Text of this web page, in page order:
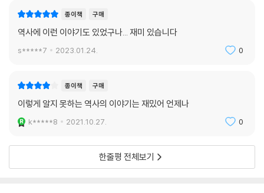
며 이렇게 말한 바 있었다. “사람이라면 누구라고 정욕이 없겠는가? 내 딸
이 남자에게 홀리는 바가 특히 심할 뿐이다.” 누구에게나 있는 정욕, 하지
만 조선 시대 여성이라면 참아야 하는 그 정욕을 넘어섰다는 이유로 어우
신라 사회에 들어온 특이한 존재, 처용의 일은 역사적 사건이었을 가능성
이 높다. 그가 행복하게 살아가도록 하는 것이 왕실의 바람이었을 것이다.
그가 용왕의 아들이었든, 아랍 상인의 아들이었든 그가 행복하게 됨으로써
신라가 얻을 이익이 있었을 것이다. 그러나 그는 아내가 다른 남자와 자는
불행한 결말을 맞이했다. 신라는 어떻게든 여기에 판타지를 가미해서 해피
엔드의 새로운 이야기를 만들어야 했을 것이다. 그 해피엔드를 위해서 처
종이책 구매
역사에 이런 이야기도 있었구나... 재미 있습니다
s*****7 2023.01.24. 0
종이책 구매
이렇게 알지 못하는 역사의 이야기는 재밌어 언제나
k*****8 2021.10.27. 0
한줄평 전체보기